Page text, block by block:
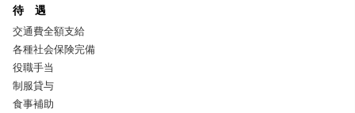
待 遇
交通費全額支給
各種社会保険完備
役職手当
制服貸与
食事補助